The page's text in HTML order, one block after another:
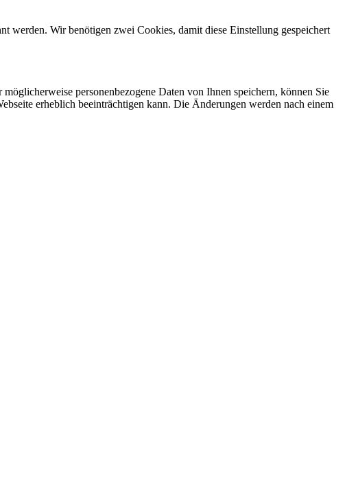
werden. Wir benötigen zwei Cookies, damit diese Einstellung gespeichert
personenbezogene Daten von Ihnen speichern, können Sie
erheblich beeinträchtigen kann. Die Änderungen werden nach einem